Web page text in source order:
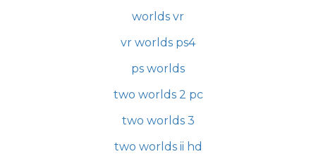
worlds vr
vr worlds ps4
ps worlds
two worlds 2 pc
two worlds 3
two worlds ii hd